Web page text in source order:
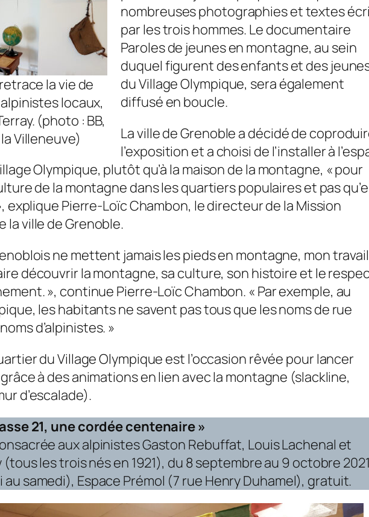
la vie de
locaux,
(photo : BB,
Villeneuve)
nombreuses photographies et textes
par les trois hommes. Le documentaire
Paroles de jeunes en montagne, au sein
duquel figurent des enfants et des
du Village Olympique, sera également
diffusé en boucle.
La ville de Grenoble a décidé de
l’exposition et a choisi de l’installer à
Olympique, plutôt qu’à la maison de la montagne, « pour
de la montagne dans les quartiers populaires et pas
explique Pierre-Loïc Chambon, le directeur de la Mission
la ville de Grenoble.
ne mettent jamais les pieds en montagne, mon travail
découvrir la montagne, sa culture, son histoire et le
», continue Pierre-Loïc Chambon. « Par exemple, au
les habitants ne savent pas tous que les noms de rue
d’alpinistes. »
du Village Olympique est l’occasion rêvée pour lancer
à des animations en lien avec la montagne (slackline,
d’escalade).
21, une cordée centenaire »
aux alpinistes Gaston Rebuffat, Louis Lachenal et
(tous les trois nés en 1921), du 8 septembre au 9 octobre
au samedi), Espace Prémol (7 rue Henry Duhamel), gratuit.